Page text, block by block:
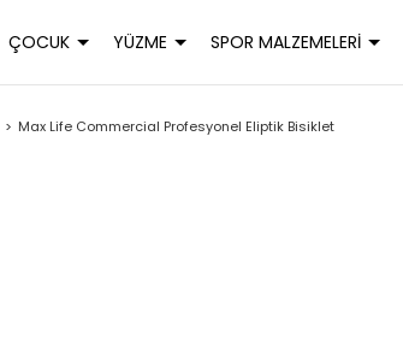
ÇOCUK YÜZME SPOR MALZEMELERİ
Max Life Commercial Profesyonel Eliptik Bisiklet